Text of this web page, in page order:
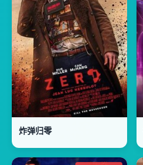
炸弹归零